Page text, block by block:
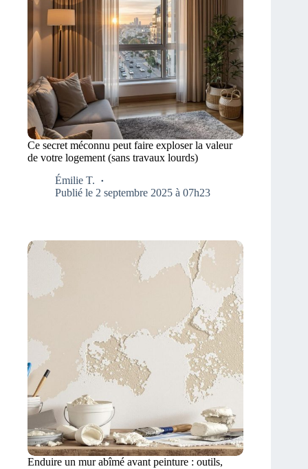
Ce secret méconnu peut faire exploser la valeur
de votre logement (sans travaux lourds)
Émilie T.
Publié le 2 septembre 2025 à 07h23
Enduire un mur abîmé avant peinture : outils,